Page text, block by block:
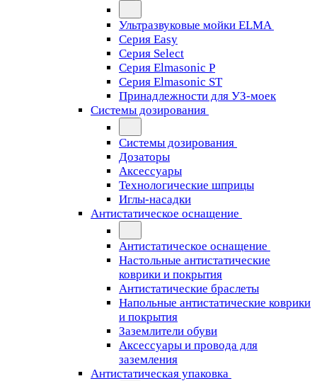
Ультразвуковые мойки ELMA
Серия Easy
Серия Select
Серия Elmasonic P
Серия Elmasonic ST
Принадлежности для УЗ-моек
Системы дозирования
Системы дозирования
Дозаторы
Аксессуары
Технологические шприцы
Иглы-насадки
Антистатическое оснащение
Антистатическое оснащение
Настольные антистатические
коврики и покрытия
Антистатические браслеты
Напольные антистатические коврики
и покрытия
Заземлители обуви
Аксессуары и провода для
заземления
Антистатическая упаковка